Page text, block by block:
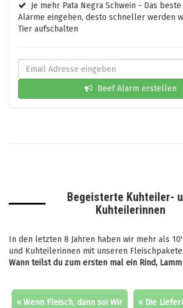
Je mehr Pata Negra Schwein - Das
Alarme eingehen, desto schneller werden
Tier aufschalten
Beef Alarm erstellen
Begeisterte Kuhteiler-
Kuhteilerinnen
In den letzten 8 Jahren haben wir mehr als
und Kuhteilerinnen mit unseren
Wann teilst du zum ersten mal ein Rind,
« Wenn Fleisch, dann so! Wir
« Die